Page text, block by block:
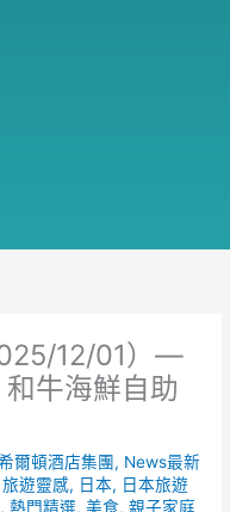
12/01）—
牛海鮮自助
爾頓酒店集團, News最新
旅遊靈感, 日本, 日本旅遊
,熱門精選,美食,親子家庭